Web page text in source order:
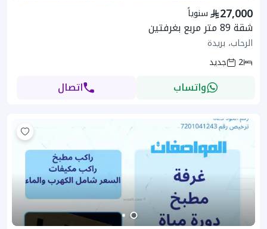
سنوياً 27,000
شقة 89 متر مربع بغرفتين
الرحاب، بريدة
2
جديد
واتساب اتصال